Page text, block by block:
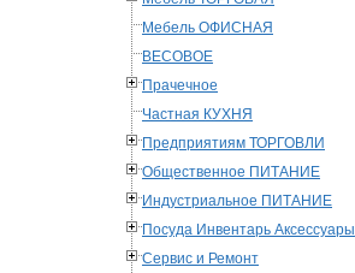
Мебель ОФИСНАЯ
ВЕСОВОЕ
Прачечное
Частная КУХНЯ
Предприятиям ТОРГОВЛИ
Общественное ПИТАНИЕ
Индустриальное ПИТАНИЕ
Посуда Инвентарь Аксессуары
Сервис и Ремонт